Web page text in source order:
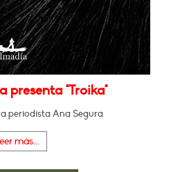
presenta "Troika"
periodista Ana Segura
más...